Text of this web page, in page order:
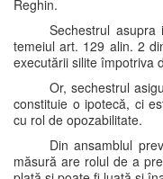
Reghin.
Sechestrul
temeiul art. 129 alin. 2
executării silite împotriva
Or, sechestrul
constituie o ipotecă, ci
cu rol de opozabilitate.
Din ansamblul
măsură are rolul de a